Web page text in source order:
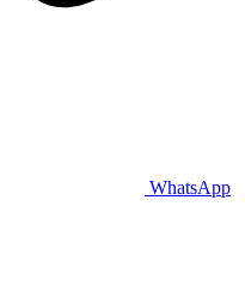
WhatsApp